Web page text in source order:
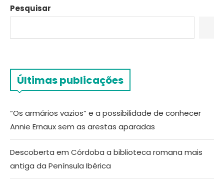
Pesquisar
Últimas publicações
“Os armários vazios” e a possibilidade de conhecer
Annie Ernaux sem as arestas aparadas
Descoberta em Córdoba a biblioteca romana mais
antiga da Península Ibérica